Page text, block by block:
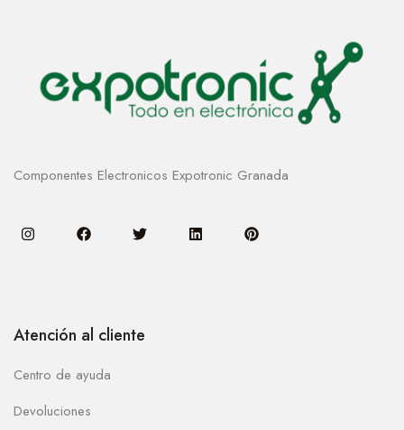
Componentes Electronicos Expotronic Granada
Atención al cliente
Centro de ayuda
Devoluciones